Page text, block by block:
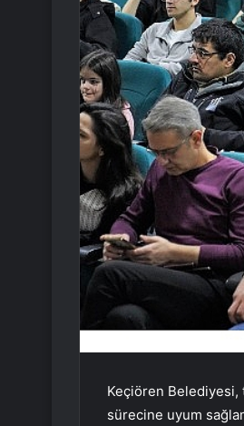
Keçiören Belediyesi,
sürecine uyum